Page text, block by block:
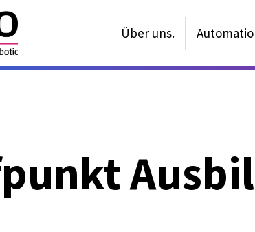
Über uns.